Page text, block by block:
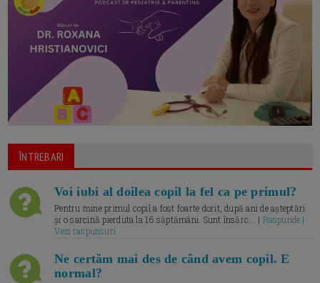
ÎNTREBARI
Voi iubi al doilea copil la fel ca pe primul?
Pentru mine primul copil a fost foarte dorit, după ani de așteptări
și o sarcină pierduta la 16 săptămâni. Sunt însărc... | Raspunde |
Vezi raspunsuri
Ne certăm mai des de când avem copil. E
normal?